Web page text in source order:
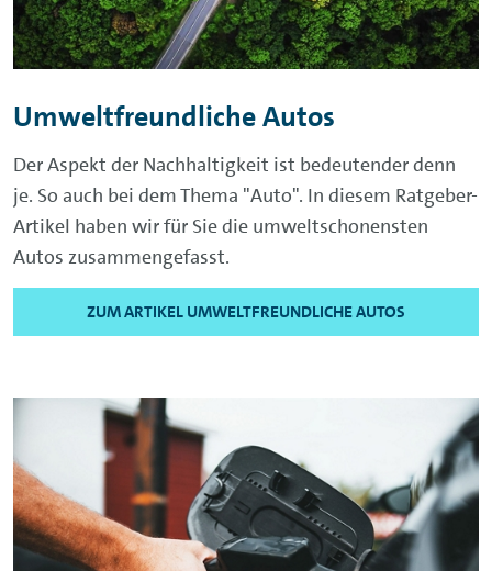
Umweltfreundliche Autos
Der Aspekt der Nachhaltigkeit ist bedeutender denn
je. So auch bei dem Thema "Auto". In diesem Ratgeber-
Artikel haben wir für Sie die umweltschonensten
Autos zusammengefasst.
ZUM ARTIKEL UMWELTFREUNDLICHE AUTOS